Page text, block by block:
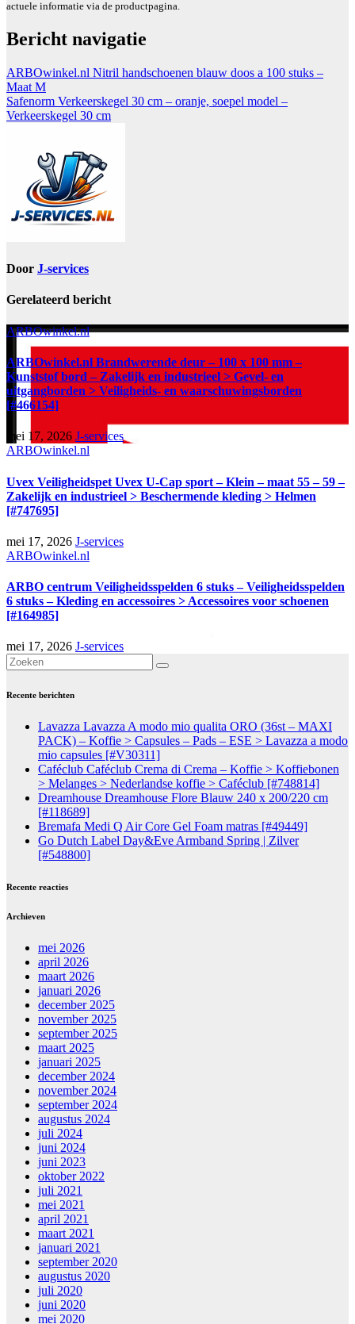
actuele informatie via de productpagina.
Bericht navigatie
ARBOwinkel.nl Nitril handschoenen blauw doos a 100 stuks –
Maat M
Safenorm Verkeerskegel 30 cm – oranje, soepel model –
Verkeerskegel 30 cm
Door J-services
Gerelateerd bericht
ARBOwinkel.nl
ARBOwinkel.nl Brandwerende deur – 100 x 100 mm –
Kunststof bord – Zakelijk en industrieel > Gevel- en
uitgangborden > Veiligheids- en waarschuwingsborden
[#466154]
mei 17, 2026 J-services
ARBOwinkel.nl
Uvex Veiligheidspet Uvex U-Cap sport – Klein – maat 55 – 59 –
Zakelijk en industrieel > Beschermende kleding > Helmen
[#747695]
mei 17, 2026 J-services
ARBOwinkel.nl
ARBO centrum Veiligheidsspelden 6 stuks – Veiligheidsspelden
6 stuks – Kleding en accessoires > Accessoires voor schoenen
[#164985]
mei 17, 2026 J-services
Recente berichten
Lavazza Lavazza A modo mio qualita ORO (36st – MAXI
PACK) – Koffie > Capsules – Pads – ESE > Lavazza a modo
mio capsules [#V30311]
Caféclub Caféclub Crema di Crema – Koffie > Koffiebonen
> Melanges > Nederlandse koffie > Caféclub [#748814]
Dreamhouse Dreamhouse Flore Blauw 240 x 200/220 cm
[#118689]
Bremafa Medi Q Air Core Gel Foam matras [#49449]
Go Dutch Label Day&Eve Armband Spring | Zilver
[#548800]
Recente reacties
Archieven
mei 2026
april 2026
maart 2026
januari 2026
december 2025
november 2025
september 2025
maart 2025
januari 2025
december 2024
november 2024
september 2024
augustus 2024
juli 2024
juni 2024
juni 2023
oktober 2022
juli 2021
mei 2021
april 2021
maart 2021
januari 2021
september 2020
augustus 2020
juli 2020
juni 2020
mei 2020